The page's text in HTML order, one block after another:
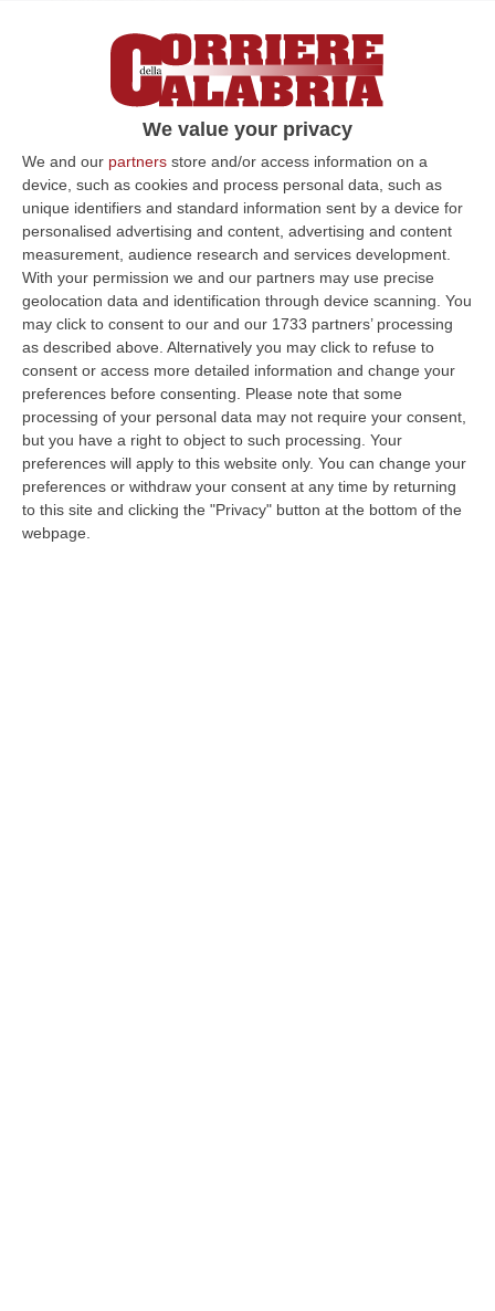
We value your privacy
We and our partners store and/or access information on a
device, such as cookies and process personal data, such as
unique identifiers and standard information sent by a device for
personalised advertising and content, advertising and content
measurement, audience research and services development.
With your permission we and our partners may use precise
geolocation data and identification through device scanning. You
may click to consent to our and our 1733 partners’ processing
as described above. Alternatively you may click to refuse to
consent or access more detailed information and change your
preferences before consenting. Please note that some
processing of your personal data may not require your consent,
but you have a right to object to such processing. Your
preferences will apply to this website only. You can change your
preferences or withdraw your consent at any time by returning
to this site and clicking the "Privacy" button at the bottom of the
webpage.
Vacatio alla guida del Consorzio Valle
Crati, Iannucci: «Si convochi una
assemblea»
Scaduto il mandato dell’ex presidente
Maximiliano Granata. «Mi preoccupa l’inerzia
dei sindaci»
Pubblicato il: 04/01/24 – 19:48